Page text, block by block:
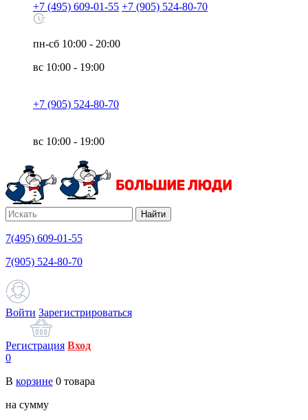
+7 (495) 609-01-55 +7 (905) 524-80-70
пн-сб 10:00 - 20:00
вс 10:00 - 19:00
+7 (905) 524-80-70
вс 10:00 - 19:00
Найти
7(495) 609-01-55
7(905) 524-80-70
Войти Зарегистрироваться
Регистрация Вход
0
В корзине 0 товара
на сумму